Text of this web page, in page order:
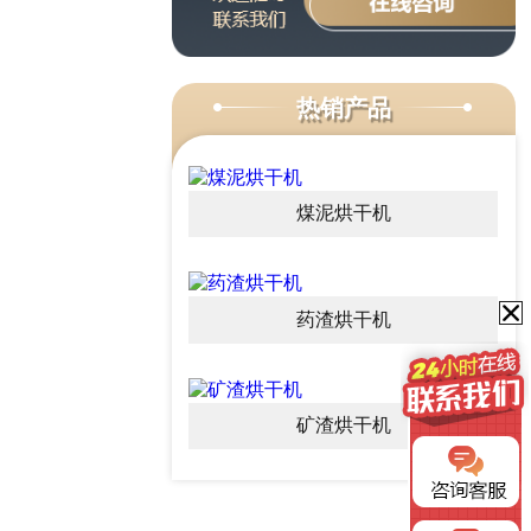
热销产品
煤泥烘干机
药渣烘干机
矿渣烘干机